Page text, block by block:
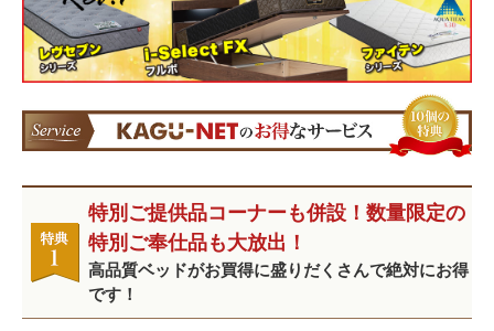
特別ご提供品コーナーも併設！数量限定の
特別ご奉仕品も大放出！
高品質ベッドがお買得に盛りだくさんで絶対にお得
です！